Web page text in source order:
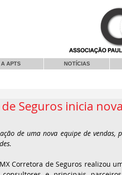
A APTS NOTÍCIAS
Seguros inicia
de uma nova equipe de vendas,
Corretora de Seguros realizou